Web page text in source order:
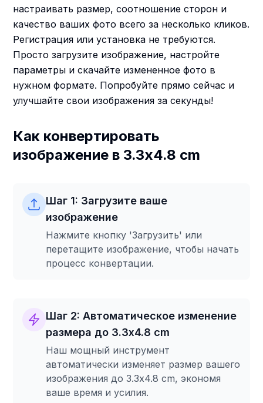
настраивать размер, соотношение сторон и
качество ваших фото всего за несколько кликов.
Регистрация или установка не требуются.
Просто загрузите изображение, настройте
параметры и скачайте измененное фото в
нужном формате. Попробуйте прямо сейчас и
улучшайте свои изображения за секунды!
Как конвертировать
изображение в 3.3x4.8 cm
Шаг 1: Загрузите ваше
изображение
Нажмите кнопку 'Загрузить' или
перетащите изображение, чтобы начать
процесс конвертации.
Шаг 2: Автоматическое изменение
размера до 3.3x4.8 cm
Наш мощный инструмент
автоматически изменяет размер вашего
изображения до 3.3x4.8 cm, экономя
ваше время и усилия.